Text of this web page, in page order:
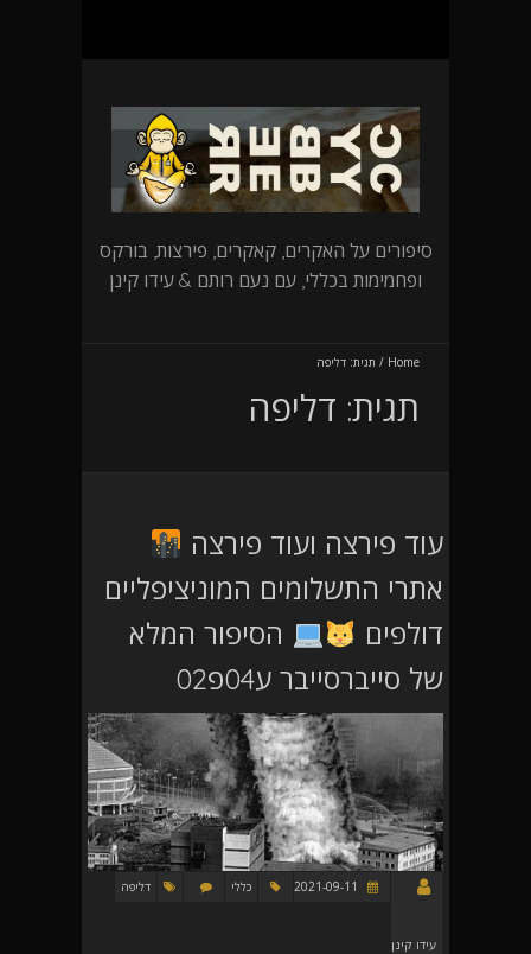
סיפורים על האקרים, קאקרים, פירצות, בורקס
ופחמימות בכללי, עם נעם רותם & עידו קינן
Home
/ תגית: דליפה
תגית: דליפה
עוד פירצה ועוד פירצה
אתרי התשלומים המוניציפליים
דולפים
הסיפור המלא
של סייברסייבר ע04פ02
עידו קינן
כללי דליפה